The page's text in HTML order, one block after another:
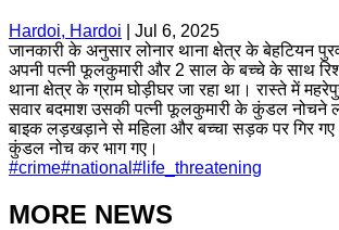
Hardoi, Hardoi
Jul 6, 2025
जानकारी के अनुसार लोनार थाना क्षेत्र के बेहटियन
अपनी पत्नी फूलकुमारी और 2 साल के बच्चे के साथ
थाना क्षेत्र के ग्राम घोड़ीघर जा रहा था। रास्ते में
सवार बदमाश उसकी पत्नी फूलकुमारी के कुंडल नोचने
बाइक लड़खड़ाने से महिला और बच्चा सड़क पर गिर
कुंडल नोच कर भाग गए।
#crime#national # life_threatening
MORE NEWS